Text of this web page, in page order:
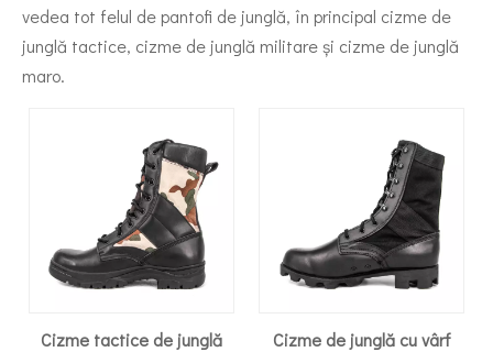
vedea tot felul de pantofi de junglă, în principal cizme de
junglă tactice, cizme de junglă militare și cizme de junglă
maro.
Cizme tactice de junglă
Cizme de junglă cu vârf